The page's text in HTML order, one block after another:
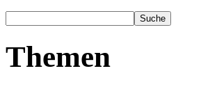
Themen